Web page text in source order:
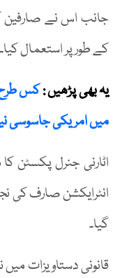
جانب اس نے صارفین
کے طور پر استعمال کیا۔
یہ بھی پڑھیں :کس طرح
میں امریکی جاسوسی
اٹارنی جنرل پکسٹن
انٹرایکشن صارف کی
گیا۔
قانونی دستاویزات